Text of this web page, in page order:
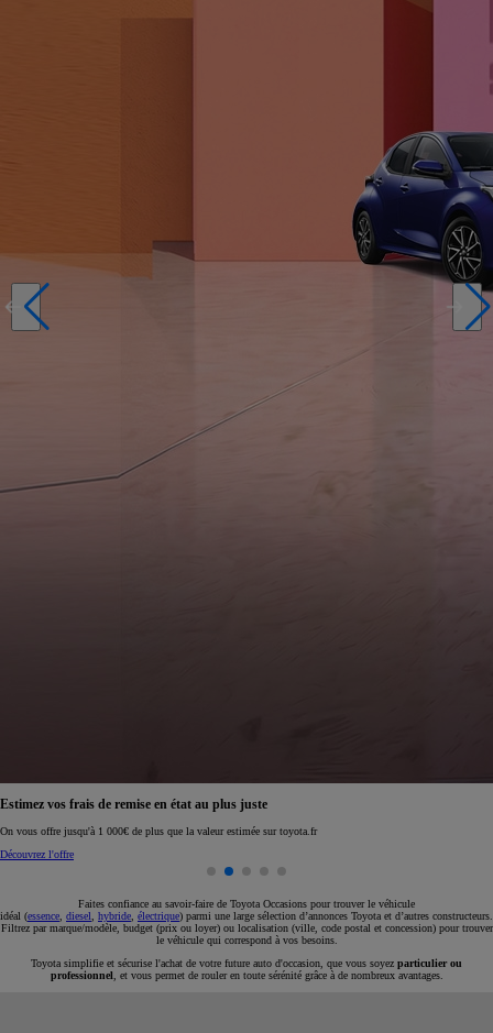
Réservez en ligne votre occasion pour 1€ seulement
Réservez en ligne
Faites confiance au savoir-faire de Toyota Occasions pour trouver le véhicule
idéal (essence diesel hybride électrique) parmi une large sélection d’annonces Toyota et d’autres constructeurs.
Filtrez par marque/modèle, budget (prix ou loyer) ou localisation (ville, code postal et concession) pour trouver
le véhicule qui correspond à vos besoins.
Toyota simplifie et sécurise l'achat de votre future auto d'occasion, que vous soyez particulier ou
professionnel , et vous permet de rouler en toute sérénité grâce à de nombreux avantages.